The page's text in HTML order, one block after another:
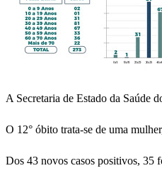
A Secretaria de Estado da Saúde
O 12° óbito trata-se de uma
Dos 43 novos casos positivos, 35